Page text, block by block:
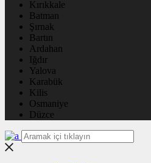
Kırıkkale
Batman
Şırnak
Bartın
Ardahan
Iğdır
Yalova
Karabük
Kilis
Osmaniye
Düzce